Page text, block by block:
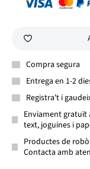
Compra segura
Entrega en 1-2
Registra't i
Enviament gratuït
text, joguines i
Productes de
Contacta amb